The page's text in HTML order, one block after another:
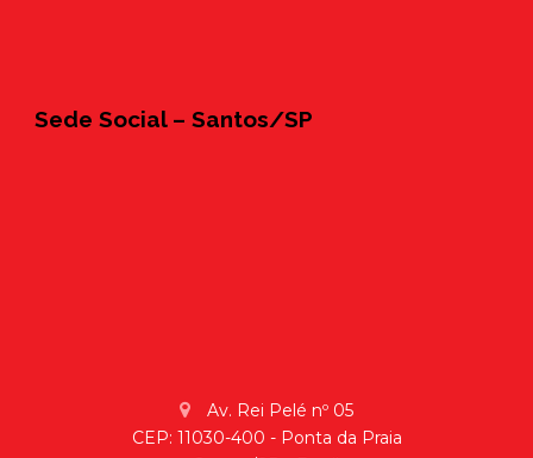
Sede Social – Santos/SP
Av. Rei Pelé nº 05
CEP: 11030-400 - Ponta da Praia